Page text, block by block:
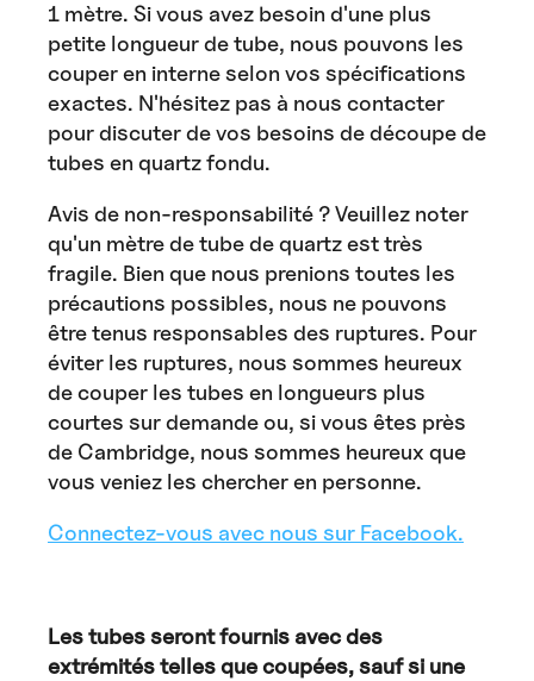
1 mètre. Si vous avez besoin d'une plus
petite longueur de tube, nous pouvons les
couper en interne selon vos spécifications
exactes. N'hésitez pas à nous contacter
pour discuter de vos besoins de découpe de
tubes en quartz fondu.
Avis de non-responsabilité ? Veuillez noter
qu'un mètre de tube de quartz est très
fragile. Bien que nous prenions toutes les
précautions possibles, nous ne pouvons
être tenus responsables des ruptures. Pour
éviter les ruptures, nous sommes heureux
de couper les tubes en longueurs plus
courtes sur demande ou, si vous êtes près
de Cambridge, nous sommes heureux que
vous veniez les chercher en personne.
Connectez-vous avec nous sur Facebook.
Les tubes seront fournis avec des
extrémités telles que coupées, sauf si une